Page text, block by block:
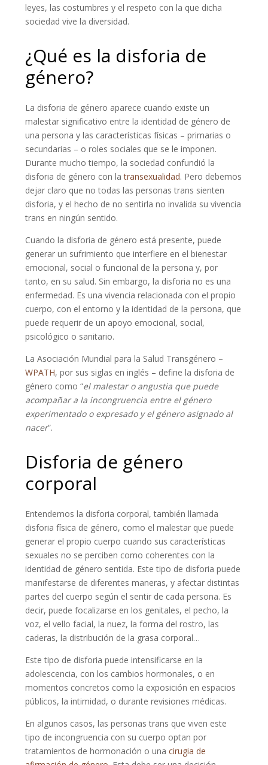
leyes, las costumbres y el respeto con la que dicha
sociedad vive la diversidad.
¿Qué es la disforia de
género?
La disforia de género aparece cuando existe un
malestar significativo entre la identidad de género de
una persona y las características físicas – primarias o
secundarias – o roles sociales que se le imponen.
Durante mucho tiempo, la sociedad confundió la
disforia de género con latransexualidad. Pero debemos
dejar claro que no todas las personas trans sienten
disforia, y el hecho de no sentirla no invalida su vivencia
trans en ningún sentido.
Cuando la disforia de género está presente, puede
generar un sufrimiento que interfiere en el bienestar
emocional, social o funcional de la persona y, por
tanto, en su salud. Sin embargo, la disforia no es una
enfermedad. Es una vivencia relacionada con el propio
cuerpo, con el entorno y la identidad de la persona, que
puede requerir de un apoyo emocional, social,
psicológico o sanitario.
La Asociación Mundial para la Salud Transgénero –
WPATH, por sus siglas en inglés – define la disforia de
género como “el malestar o angustia que puede
acompañar a la incongruencia entre el género
experimentado o expresado y el género asignado al
nacer”.
Disforia de género
corporal
Entendemos la disforia corporal, también llamada
disforia física de género, como el malestar que puede
generar el propio cuerpo cuando sus características
sexuales no se perciben como coherentes con la
identidad de género sentida. Este tipo de disforia puede
manifestarse de diferentes maneras, y afectar distintas
partes del cuerpo según el sentir de cada persona. Es
decir, puede focalizarse en los genitales, el pecho, la
voz, el vello facial, la nuez, la forma del rostro, las
caderas, la distribución de la grasa corporal…
Este tipo de disforia puede intensificarse en la
adolescencia, con los cambios hormonales, o en
momentos concretos como la exposición en espacios
públicos, la intimidad, o durante revisiones médicas.
En algunos casos, las personas trans que viven este
tipo de incongruencia con su cuerpo optan por
tratamientos de hormonación o una cirugia de